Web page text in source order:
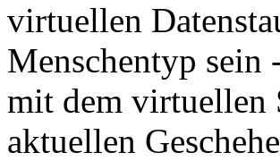
virtuellen
Menschentyp sein
mit dem virtuellen
aktuellen